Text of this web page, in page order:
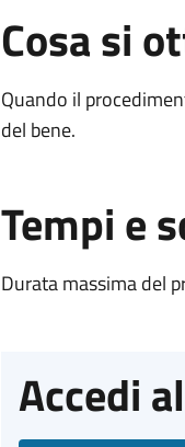
Cosa si
Quando il
del bene.
Tempi e
Durata massima del
Accedi